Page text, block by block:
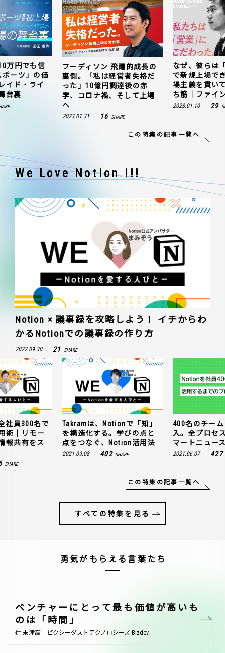
万円でも信
ーツ」の価
イド・ライ
台裏
フーディソン 飛躍的成長の
裏側。「私は経営者失格だ
った」10億円調達後の赤
字、コロナ禍、そして上場
へ
2023.01.31 16 SHARE
なぜ、彼らは
で新規上場で
場主義を貫い
ち筋｜ファイ
2023.01.10 29
この特集の記事一覧へ
We Love Notion !!!
Notion × 議事録を攻略しよう！ イチからわ
かるNotionでの議事録の作り方
2022.09.30 21 SHARE
社員300名で
術｜リモー
報共有をス
SHARE
Takramは、Notionで「知」
を構造化する。学びの点と
点をつなぐ、Notion活用法
2021.09.08 402 SHARE
400名のチー
入。全プロセ
マートニュー
2021.06.07 427
この特集の記事一覧へ
すべての特集を見る
勇気がもらえる言葉たち
ベンチャーにとって最も価値が高いも
のは「時間」
辻 未津高｜ピクシーダストテクノロジーズ Bizdev